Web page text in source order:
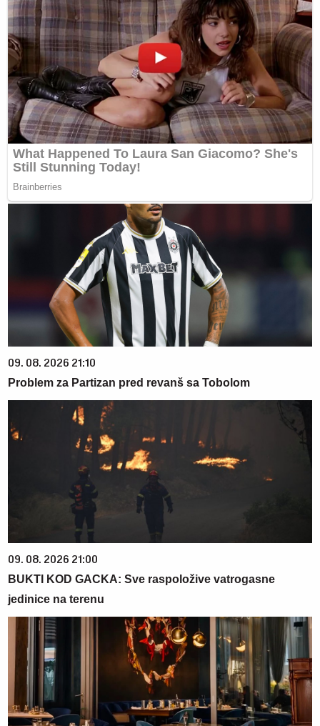
09. 08. 2026 21:10
Problem za Partizan pred revanš sa Tobolom
09. 08. 2026 21:00
BUKTI KOD GACKA: Sve raspoložive vatrogasne
jedinice na terenu